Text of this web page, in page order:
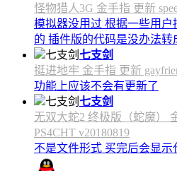
怪物猎人3G 金手指 更新
模拟器没用过 根据一些用
的 插件版的代码是没办法转
七支剑
挺进地牢 金手指 更新
功能上应该不会有更新了
七支剑
无双大蛇2 终极版（蛇魔）
PS4CHT v20180819
不是文件形式 买完后会显示